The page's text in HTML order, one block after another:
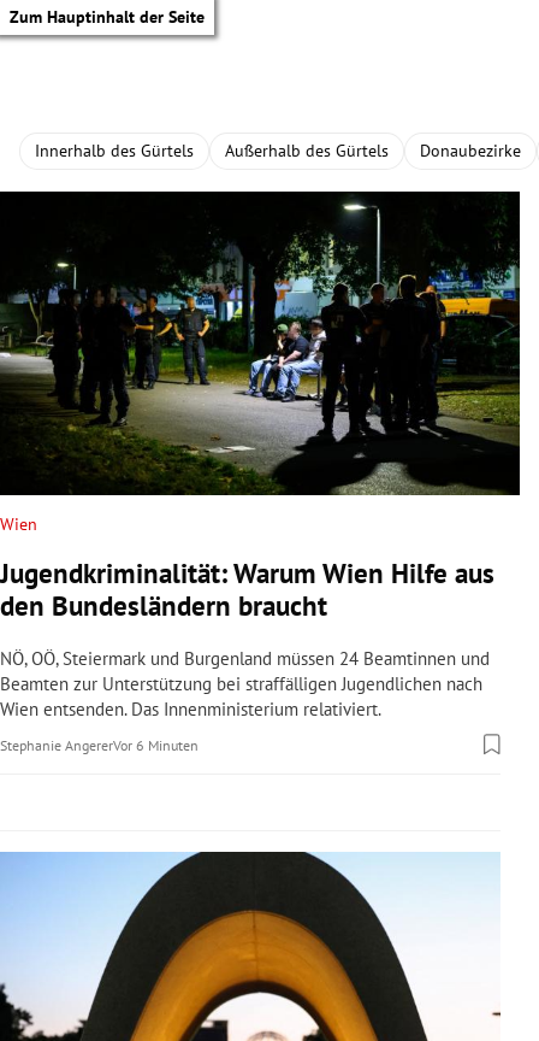
Zum Hauptinhalt der Seite
Untermenü
Untermenü
Untermenü
Untermenü
Untermenü
Untermenü
Untermenü
Innerhalb des Gürtels Außerhalb des Gürtels Donaubezirke
Wien
Jugendkriminalität: Warum Wien Hilfe aus
den Bundesländern braucht
NÖ, OÖ, Steiermark und Burgenland müssen 24 Beamtinnen und
Beamten zur Unterstützung bei straffälligen Jugendlichen nach
Wien entsenden. Das Innenministerium relativiert.
Stephanie AngererVor 6 Minuten